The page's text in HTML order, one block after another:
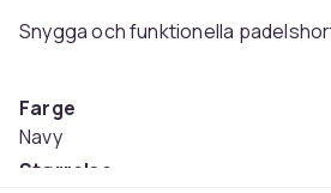
Snygga och funktionella
Farge
Navy
Størrelse